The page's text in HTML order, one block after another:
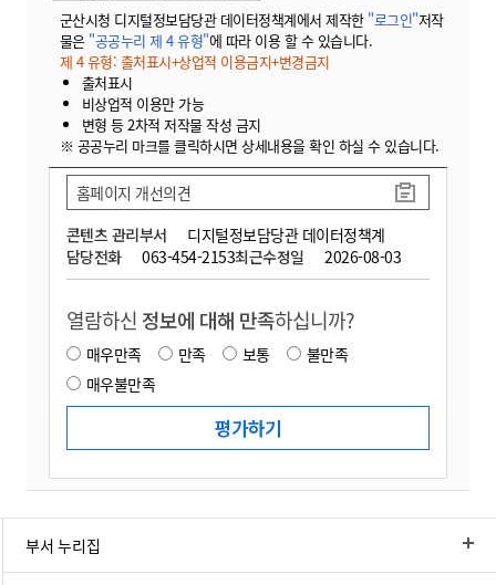
군산시청 디지털정보담당관 데이터정책계에서 제작한 "로그인"저작
물은 "공공누리 제 4 유형"에 따라 이용 할 수 있습니다.
제 4 유형: 출처표시+상업적 이용금지+변경금지
출처표시
비상업적 이용만 가능
변형 등 2차적 저작물 작성 금지
※ 공공누리 마크를 클릭하시면 상세내용을 확인 하실 수 있습니다.
콘텐츠 관리부서
디지털정보담당관 데이터정책계
담당전화
063-454-2153최근수정일 2026-08-03
홈페이지 개선의견
열람하신 정보에 대해 만족하십니까?
매우만족 만족 보통
불만족
매우불만족
부서 누리집